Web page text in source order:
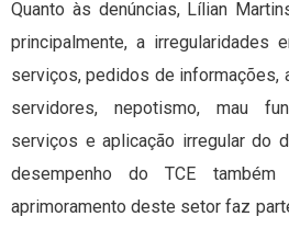
Quanto às denúncias, Lílian
principalmente, a irregularidades
serviços, pedidos de informações,
servidores, nepotismo, mau
serviços e aplicação irregular do
desempenho do TCE
aprimoramento deste setor faz